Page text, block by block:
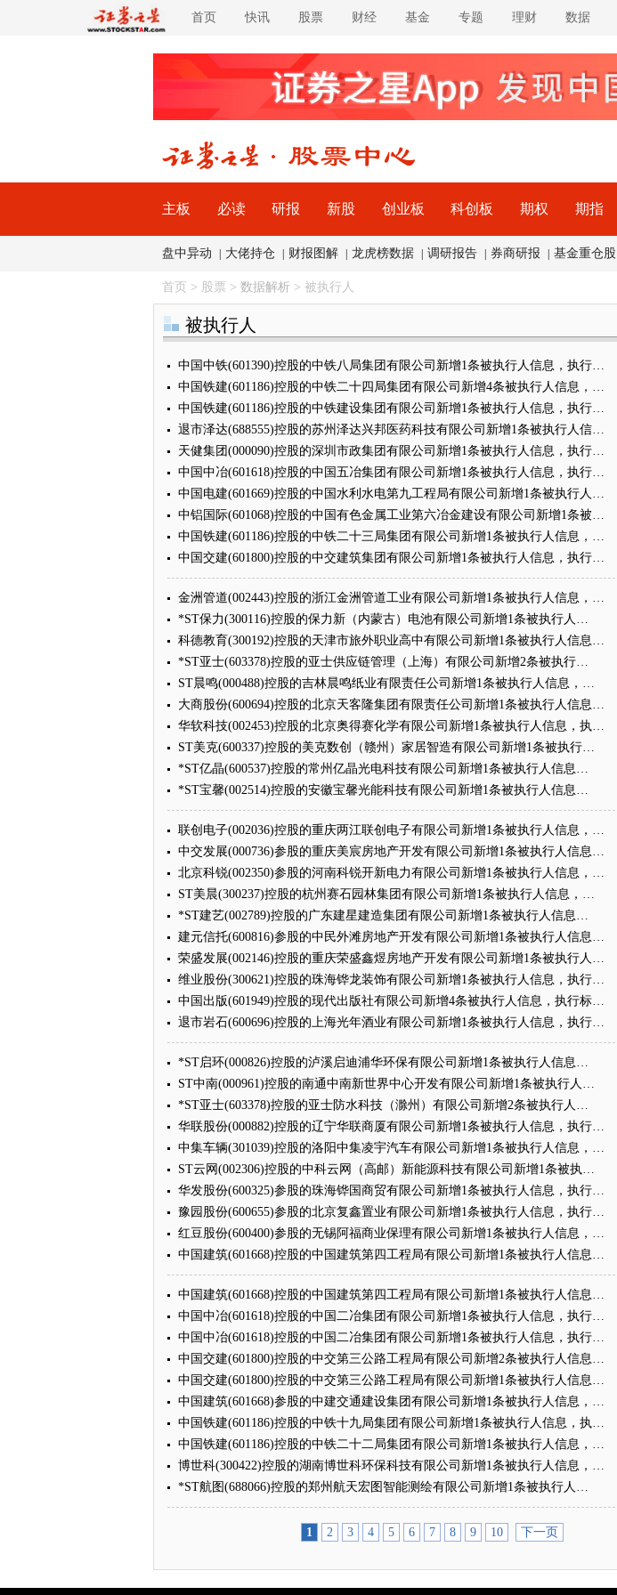
首页 快讯 股票 财经 基金 专题 理财 数据
主板 必读 研报 新股 创业板 科创板 期权 期指
盘中异动 大佬持仓 财报图解 龙虎榜数据 调研报告 券商研报 基金重仓股
首页 > 股票 > 数据解析 > 被执行人
被执行人
中国中铁(601390)控股的中铁八局集团有限公司新增1条被执行人信息，执行…
中国铁建(601186)控股的中铁二十四局集团有限公司新增4条被执行人信息，…
中国铁建(601186)控股的中铁建设集团有限公司新增1条被执行人信息，执行…
退市泽达(688555)控股的苏州泽达兴邦医药科技有限公司新增1条被执行人信…
天健集团(000090)控股的深圳市政集团有限公司新增1条被执行人信息，执行…
中国中冶(601618)控股的中国五冶集团有限公司新增1条被执行人信息，执行…
中国电建(601669)控股的中国水利水电第九工程局有限公司新增1条被执行人…
中铝国际(601068)控股的中国有色金属工业第六冶金建设有限公司新增1条被…
中国铁建(601186)控股的中铁二十三局集团有限公司新增1条被执行人信息，…
中国交建(601800)控股的中交建筑集团有限公司新增1条被执行人信息，执行…
金洲管道(002443)控股的浙江金洲管道工业有限公司新增1条被执行人信息，…
*ST保力(300116)控股的保力新（内蒙古）电池有限公司新增1条被执行人…
科德教育(300192)控股的天津市旅外职业高中有限公司新增1条被执行人信息…
*ST亚士(603378)控股的亚士供应链管理（上海）有限公司新增2条被执行…
ST晨鸣(000488)控股的吉林晨鸣纸业有限责任公司新增1条被执行人信息，…
大商股份(600694)控股的北京天客隆集团有限责任公司新增1条被执行人信息…
华软科技(002453)控股的北京奥得赛化学有限公司新增1条被执行人信息，执…
ST美克(600337)控股的美克数创（赣州）家居智造有限公司新增1条被执行…
*ST亿晶(600537)控股的常州亿晶光电科技有限公司新增1条被执行人信息…
*ST宝馨(002514)控股的安徽宝馨光能科技有限公司新增1条被执行人信息…
联创电子(002036)控股的重庆两江联创电子有限公司新增1条被执行人信息，…
中交发展(000736)参股的重庆美宸房地产开发有限公司新增1条被执行人信息…
北京科锐(002350)参股的河南科锐开新电力有限公司新增1条被执行人信息，…
ST美晨(300237)控股的杭州赛石园林集团有限公司新增1条被执行人信息，…
*ST建艺(002789)控股的广东建星建造集团有限公司新增1条被执行人信息…
建元信托(600816)参股的中民外滩房地产开发有限公司新增1条被执行人信息…
荣盛发展(002146)控股的重庆荣盛鑫煜房地产开发有限公司新增1条被执行人…
维业股份(300621)控股的珠海铧龙装饰有限公司新增1条被执行人信息，执行…
中国出版(601949)控股的现代出版社有限公司新增4条被执行人信息，执行标…
退市岩石(600696)控股的上海光年酒业有限公司新增1条被执行人信息，执行…
*ST启环(000826)控股的泸溪启迪浦华环保有限公司新增1条被执行人信息…
ST中南(000961)控股的南通中南新世界中心开发有限公司新增1条被执行人…
*ST亚士(603378)控股的亚士防水科技（滁州）有限公司新增2条被执行人…
华联股份(000882)控股的辽宁华联商厦有限公司新增1条被执行人信息，执行…
中集车辆(301039)控股的洛阳中集凌宇汽车有限公司新增1条被执行人信息，…
ST云网(002306)控股的中科云网（高邮）新能源科技有限公司新增1条被执…
华发股份(600325)参股的珠海铧国商贸有限公司新增1条被执行人信息，执行…
豫园股份(600655)参股的北京复鑫置业有限公司新增1条被执行人信息，执行…
红豆股份(600400)参股的无锡阿福商业保理有限公司新增1条被执行人信息，…
中国建筑(601668)控股的中国建筑第四工程局有限公司新增1条被执行人信息…
中国建筑(601668)控股的中国建筑第四工程局有限公司新增1条被执行人信息…
中国中冶(601618)控股的中国二冶集团有限公司新增1条被执行人信息，执行…
中国中冶(601618)控股的中国二冶集团有限公司新增1条被执行人信息，执行…
中国交建(601800)控股的中交第三公路工程局有限公司新增2条被执行人信息…
中国交建(601800)控股的中交第三公路工程局有限公司新增1条被执行人信息…
中国建筑(601668)参股的中建交通建设集团有限公司新增1条被执行人信息，…
中国铁建(601186)控股的中铁十九局集团有限公司新增1条被执行人信息，执…
中国铁建(601186)控股的中铁二十二局集团有限公司新增1条被执行人信息，…
博世科(300422)控股的湖南博世科环保科技有限公司新增1条被执行人信息，…
*ST航图(688066)控股的郑州航天宏图智能测绘有限公司新增1条被执行人…
1 2 3 4 5 6 7 8 9 10 下一页